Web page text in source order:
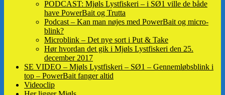
PODCAST: Mjøls Lystfiskeri – i SØ1 ville de både
have PowerBait og Trutta
Podcast – Kan man nøjes med PowerBait og micro-
blink?
Microblink – Det nye sort i Put & Take
Hør hvordan det gik i Mjøls Lystfiskeri den 25.
december 2017
SE VIDEO – Mjøls Lystfiskeri – SØ1 – Gennemløbsblink i
top – PowerBait fanger altid
Videoclip